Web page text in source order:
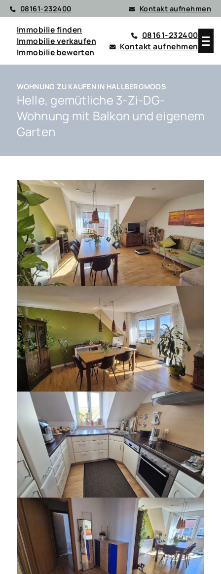
08161-232400 Kontakt aufnehmen
Immobilie finden
Immobilie verkaufen
Immobilie bewerten
08161-232400
Kontakt aufnehmen
WOHNUNG ZU KAUFEN IN HALLBERGMOOS
Helle, gemütliche 3-Zi-DG-
Wohnung mit Balkon und eigenem
Garten